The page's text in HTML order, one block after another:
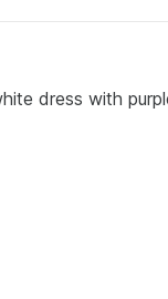
dress with